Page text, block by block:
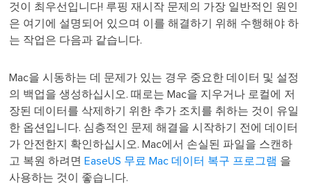
것이 최우선입니다! 루핑 재시작 문제의 가장 일반적인 원인
은 여기에 설명되어 있으며 이를 해결하기 위해 수행해야 하
는 작업은 다음과 같습니다.
Mac을 시동하는 데 문제가 있는 경우 중요한 데이터 및 설정
의 백업을 생성하십시오. 때로는 Mac을 지우거나 로컬에 저
장된 데이터를 삭제하기 위한 추가 조치를 취하는 것이 유일
한 옵션입니다. 심층적인 문제 해결을 시작하기 전에 데이터
가 안전한지 확인하십시오. Mac에서 손실된 파일을 스캔하
고 복원 하려면 EaseUS 무료 Mac 데이터 복구 프로그램 을
사용하는 것이 좋습니다.